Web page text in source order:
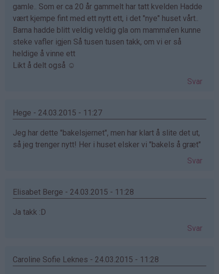
gamle.. Som er ca 20 år gammelt har tatt kvelden Hadde
vært kjempe fint med ett nytt ett, i det "nye" huset vårt..
Barna hadde blitt veldig veldig gla om mamma'en kunne
steke vafler igjen Så tusen tusen takk, om vi er så
heldige å vinne ett
Likt å delt også ☺
Svar
Hege - 24.03.2015 - 11:27
Jeg har dette "bakelsjernet", men har klart å slite det ut,
så jeg trenger nytt! Her i huset elsker vi "bakels å græt"
Svar
Elisabet Berge - 24.03.2015 - 11:28
Ja takk :D
Svar
Caroline Sofie Leknes - 24.03.2015 - 11:28